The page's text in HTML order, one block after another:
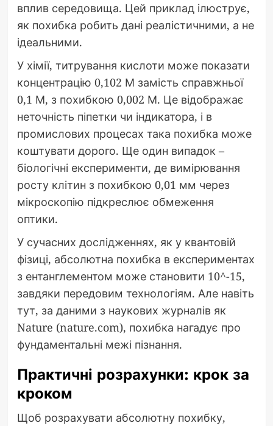
вплив середовища. Цей приклад ілюструє,
як похибка робить дані реалістичними, а не
ідеальними.
У хімії, титрування кислоти може показати
концентрацію 0,102 М замість справжньої
0,1 М, з похибкою 0,002 М. Це відображає
неточність піпетки чи індикатора, і в
промислових процесах така похибка може
коштувати дорого. Ще один випадок –
біологічні експерименти, де вимірювання
росту клітин з похибкою 0,01 мм через
мікроскопію підкреслює обмеження
оптики.
У сучасних дослідженнях, як у квантовій
фізиці, абсолютна похибка в експериментах
з ентанглементом може становити 10^-15,
завдяки передовим технологіям. Але навіть
тут, за даними з наукових журналів як
Nature (nature.com), похибка нагадує про
фундаментальні межі пізнання.
Практичні розрахунки: крок за
кроком
Щоб розрахувати абсолютну похибку,